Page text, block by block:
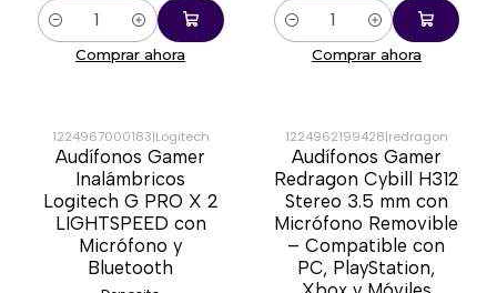
Cantidad
Comprar ahora
Cantidad
Comprar ahora
-47%
1224967000183|Logitech
Audífonos Gamer
Inalámbricos
Logitech G PRO X 2
LIGHTSPEED con
Micrófono y
Bluetooth
-38%
1224962199428|redragon
Audífonos Gamer
Redragon Cybill H312
Stereo 3.5 mm con
Micrófono Removible
– Compatible con
PC, PlayStation,